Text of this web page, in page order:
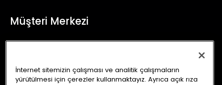
Müşteri Merkezi
İletişim Formu
İnternet sitemizin çalışması ve analitik çalışmaların
yürütülmesi için çerezler kullanmaktayız. Ayrıca açık rıza